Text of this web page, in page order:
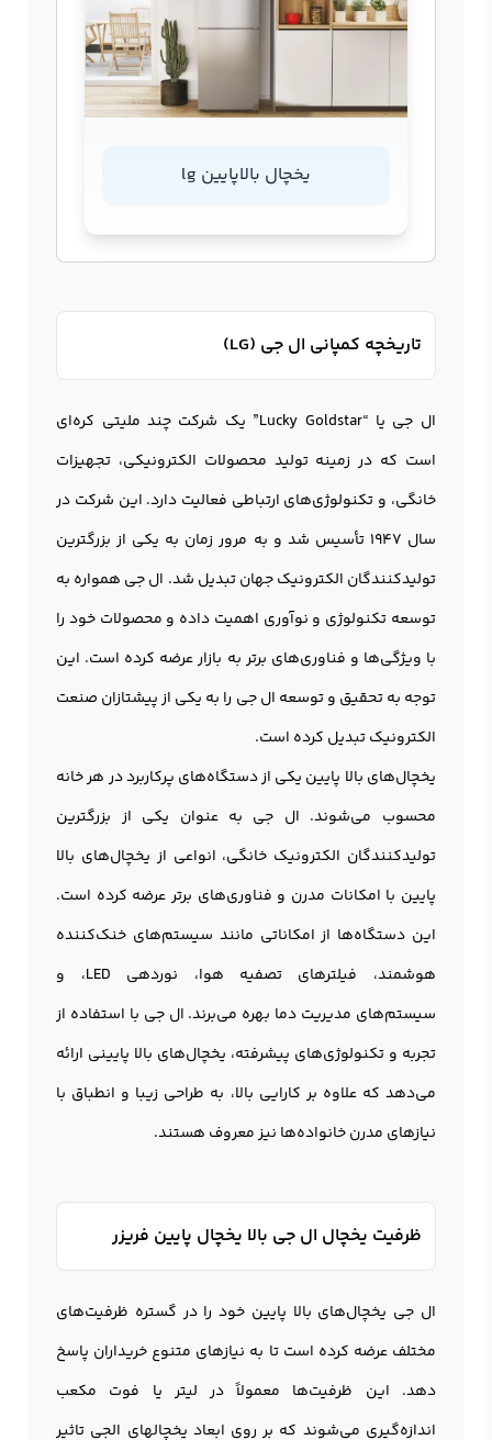
یخچال بالاپایین lg
تاریخچه کمپانی ال جی (LG)
ال جی یا “Lucky Goldstar” یک شرکت چند ملیتی کره‌ای
است که در زمینه تولید محصولات الکترونیکی، تجهیزات
خانگی، و تکنولوژی‌های ارتباطی فعالیت دارد. این شرکت در
سال ۱۹۴۷ تأسیس شد و به مرور زمان به یکی از بزرگترین
تولیدکنندگان الکترونیک جهان تبدیل شد. ال جی همواره به
توسعه تکنولوژی و نوآوری اهمیت داده و محصولات خود را
با ویژگی‌ها و فناوری‌های برتر به بازار عرضه کرده است. این
توجه به تحقیق و توسعه ال جی را به یکی از پیشتازان صنعت
الکترونیک تبدیل کرده است.
یخچال‌های بالا پایین یکی از دستگاه‌های پرکاربرد در هر خانه
محسوب می‌شوند. ال جی به عنوان یکی از بزرگترین
تولیدکنندگان الکترونیک خانگی، انواعی از یخچال‌های بالا
پایین با امکانات مدرن و فناوری‌های برتر عرضه کرده است.
این دستگاه‌ها از امکاناتی مانند سیستم‌های خنک‌کننده
هوشمند، فیلترهای تصفیه هوا، نوردهی LED، و
سیستم‌های مدیریت دما بهره می‌برند. ال جی با استفاده از
تجربه و تکنولوژی‌های پیشرفته، یخچال‌های بالا پایینی ارائه
می‌دهد که علاوه بر کارایی بالا، به طراحی زیبا و انطباق با
نیازهای مدرن خانواده‌ها نیز معروف هستند.
ظرفیت یخچال ال جی بالا یخچال پایین فریزر
ال جی یخچال‌های بالا پایین خود را در گستره ظرفیت‌های
مختلف عرضه کرده است تا به نیازهای متنوع خریداران پاسخ
دهد. این ظرفیت‌ها معمولاً در لیتر یا فوت مکعب
اندازه‌گیری می‌شوند که بر روی ابعاد یخچالهای الجی تاثیر